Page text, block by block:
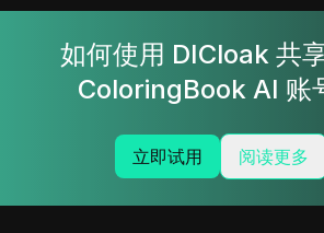
如何使用 DICloak 共
ColoringBook AI 账
立即试用 阅读更多